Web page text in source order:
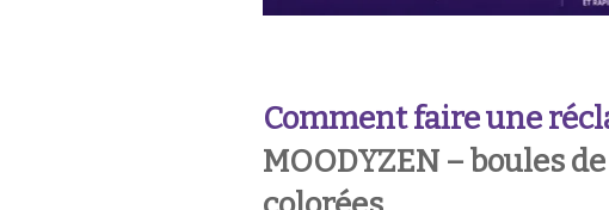
Comment faire une
MOODYZEN – boules